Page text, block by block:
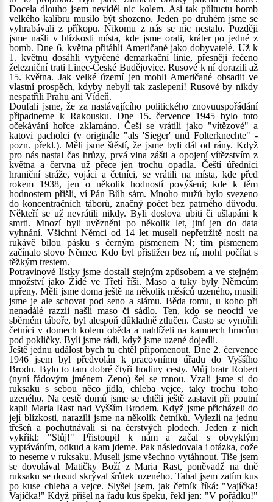
Docela dlouho jsem neviděl nic kolem. Asi tak půltuctu bomb
velkého kalibru musilo být shozeno. Jeden po druhém jsme se
vyhrabávali z příkopu. Nikomu z nás se nic nestalo. Později
jsme našli v blízkosti místa, kde jsme orali, kráter po jedné z
bomb. Dne 6. května přitáhli Američané jako dobyvatelé. Už k
1. květnu dosáhli vytyčené demarkační linie, přesněji řečeno
železniční trati Linec-České Budějovice. Rusové k ní dorazili až
15. května. Jak velké území jen mohli Američané obsadit ve
vlastní prospěch, kdyby nebyli tak zaslepení! Rusové by nikdy
nespatřili Prahu ani Vídeň.
Doufali jsme, že za nastávajícího politického znovuuspořádání
připadneme k Rakousku. Dne 15. července 1945 bylo toto
očekávání hořce zklamáno. Češi se vrátili jako "vítězové" a
katovi pacholci (v originále "als 'Sieger' und Folterknechte" -
pozn. překl.). Měli jsme štěstí, že jsme byli dál od rány. Když
pro nás nastal čas hrůzy, prvá vlna zášti a opojení vítězstvím z
května a června už přece jen trochu opadla. Čeští úředníci
hraniční stráže, vojáci a četníci, se vrátili na místa, kde před
rokem 1938, jen o několik hodností povýšeni; kde k těm
hodnostem přišli, ví Pán Bůh sám. Mnoho mužů bylo svezeno
do koncentračních táborů, značný počet bez patrného důvodu.
Někteří se už nevrátili nikdy. Byli doslova ubiti či ušlapáni k
smrti. Mnozí byli uvězněni po několik let, jiní jen do data
vyhnání. Všichni Němci od 14 let museli nepřetržitě nosit na
rukávě bílou pásku s černým písmenem N; tím písmenem
začínalo slovo Němec. Kdo byl přistižen bez ní, mohl počítat s
těžkým trestem.
Potravinové lístky jsme dostali stejným způsobem a ve stejném
množství jako Židé ve Třetí říši. Maso a tuky byly Němcům
upřeny. Měli jsme doma ještě na několik měsíců uzeného, musili
jsme je ale schovat pod seno a slámu. Běda tomu, u koho při
nenadálé razzii našli maso či sádlo. Ten, kdo se neocitl ve
sběrném táboře, byl alespoň důkladně ztlučen. Často se vynořili
četníci v domech kolem oběda a nahlíželi na kamnech hrncům
pod pokličky. Byli jsme rádi, když jsme uzené dojedli.
Ještě jednu událost bych tu chtěl připomenout. Dne 2. července
1946 jsem byl předvolán k pracovnímu úřadu do Vyššího
Brodu. Bylo to tam dobré čtyři hodiny cesty. Můj bratr Robert
(nyní řádovým jménem Zeno) šel se mnou. Vzali jsme si do
ruksaku s sebou něco jídla, chleba vejce, taky trochu toho
uzeného. Na cestě domů jsme se chtěli ještě zastavit při poutní
kapli Maria Rast nad Vyšším Brodem. Když jsme přicházeli do
její blízkosti, narazili jsme na několik četníků. Vylezli na jednu
třešeň a pochutnávali si na čerstvých plodech. Jeden z nich
vykřikl: "Stůj!" Přistoupil k nám a začal s obvyklým
vyptáváním, odkud a kam jdeme. Pak následovala i otázka, cože
to neseme v ruksaku. Museli jsme všechno vytáhnout. Tiše jsem
se dovolával Matičky Boží z Maria Rast, poněvadž na dně
ruksaku se dosud skrýval šrůtek uzeného. Tahal jsem zatím kus
po kuse chleba a vejce. Slyšel jsem, jak četník říká: "Vajíčka!
Vajíčka!" Když přišel na řadu kus špeku, řekl jen: "V pořádku!"